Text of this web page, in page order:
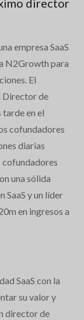
director
empresa SaaS
N2Growth para
El
Director de
en el
cofundadores
diarias
cofundadores
una sólida
SaaS y un líder
en ingresos a
SaaS con la
su valor y
director de